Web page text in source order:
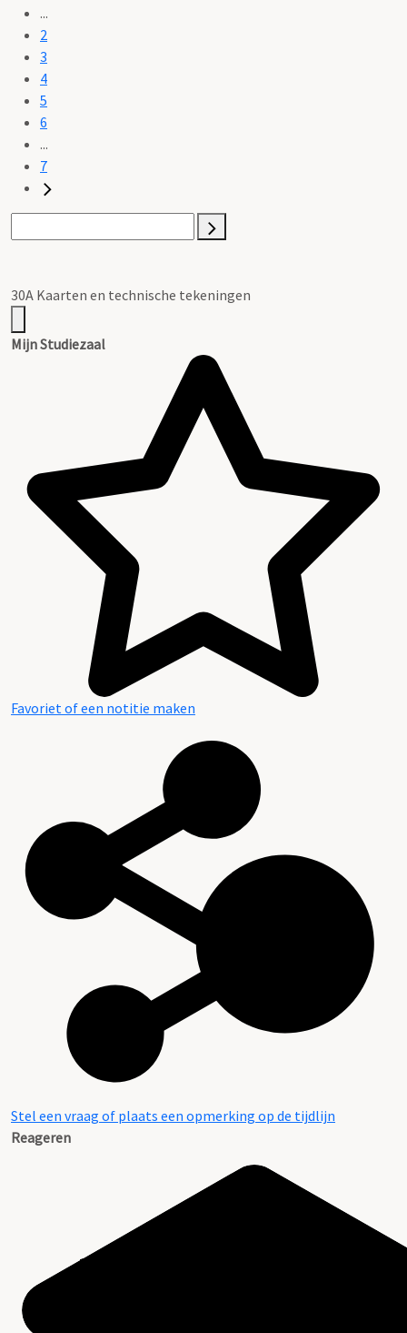
...
2
3
4
5
6
...
7
30A Kaarten en technische tekeningen
Mijn Studiezaal
Favoriet of een notitie maken
Stel een vraag of plaats een opmerking op de tijdlijn
Reageren